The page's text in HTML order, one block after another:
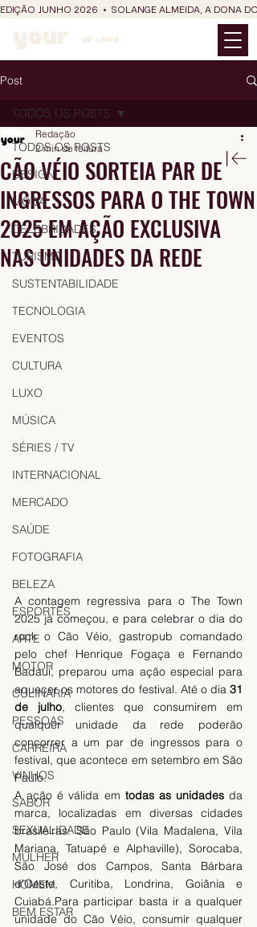
EDIÇÃO JUNHO 2026  •  SOLANGE ALMEIDA, A DONA
Post
TODOS OS POSTS
DESIGN
MODA
CELEBRIDADES
TURISMO
SUSTENTABILIDADE
TECNOLOGIA
EVENTOS
CULTURA
LUXO
MÚSICA
SÉRIES / TV
INTERNACIONAL
MERCADO
SAÚDE
FOTOGRAFIA
BELEZA
ESPORTES
ARTE
MOTOR
CULINÁRIA
PESSOAS
CARREIRA
VINHOS
SABOR
SEXUALIDADE
MULHER
HOMEM
BEM ESTAR
TODOS OS POSTS
CÃO VÉIO SORTEIA PAR DE
INGRESSOS PARA O THE TOWN
2025 EM AÇÃO EXCLUSIVA
NAS UNIDADES DA REDE
Redação
2 min de leitura
A contagem regressiva para o The Town
2025 já começou, e para celebrar o dia do
rock o Cão Véio, gastropub comandado
pelo chef Henrique Fogaça e Fernando
Badauí, preparou uma ação especial para
aquecer os motores do festival. Até o dia 31
de julho, clientes que consumirem em
qualquer unidade da rede poderão
concorrer a um par de ingressos para o
festival, que acontece em setembro em São
Paulo.
A ação é válida em todas as unidades da
marca, localizadas em diversas cidades
brasileiras: São Paulo (Vila Madalena, Vila
Mariana, Tatuapé e Alphaville), Sorocaba,
São José dos Campos, Santa Bárbara
d'Oeste, Curitiba, Londrina, Goiânia e
Cuiabá.Para participar basta ir a qualquer
unidade do Cão Véio, consumir qualquer